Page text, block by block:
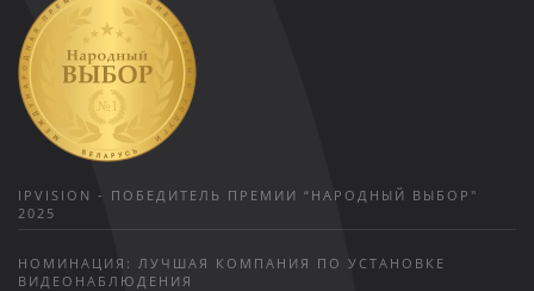
IPVISION - ПОБЕДИТЕЛЬ ПРЕМИИ “НАРОДНЫЙ ВЫБОР"
2025
НОМИНАЦИЯ: ЛУЧШАЯ КОМПАНИЯ ПО УСТАНОВКЕ
ВИДЕОНАБЛЮДЕНИЯ